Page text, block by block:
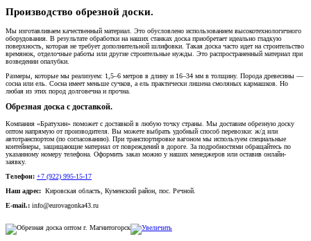
Производство обрезной доски.
Мы изготавливаем качественный материал. Это обусловлено использованием высокотехнологичного
оборудования. В результате обработки на наших станках доска приобретает идеально гладкую
поверхность, которая не требует дополнительной шлифовки. Такая доска часто идет на строительство
времянок, отделочные работы или другие строительные нужды. Это распространенный материал при
возведении опалубки.
Размеры, которые мы реализуем: 1,5–6 метров в длину и 16–34 мм в толщину. Порода древесины —
сосна или ель. Сосна имеет меньше сучков, а ель практически лишена смоляных кармашков. Но
любая из этих пород долговечна и прочна.
Обрезная доска с доставкой.
Компания «Братухин» поможет с доставкой в любую точку страны. Мы доставим обрезную доску
оптом напрямую от производителя. Вы можете выбрать удобный способ перевозки: ж/д или
автотранспортом (по согласованию). При транспортировке вагоном мы используем специальные
контейнеры, защищающие материал от повреждений в дороге. За подробностями обращайтесь по
указанному номеру телефона. Оформить заказ можно у наших менеджеров или оставив онлайн-
заявку.
Телефон: +7 (922) 995-15-17
Наш адрес: Кировская область, Куменский район, пос. Речной.
E-mail.: info@eurovagonka43.ru